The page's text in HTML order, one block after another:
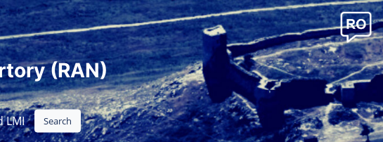
(RAN)
LMI